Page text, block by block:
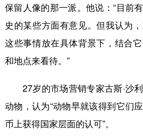
保留人像的那一派。他说：“目前
史的某些方面有意见。但我认为
这些事情放在具体背景下，结合
和地点来看待。”
27岁的市场营销专家古斯·沙
动物，认为“动物早就该得到它们
币上获得国家层面的认可”。